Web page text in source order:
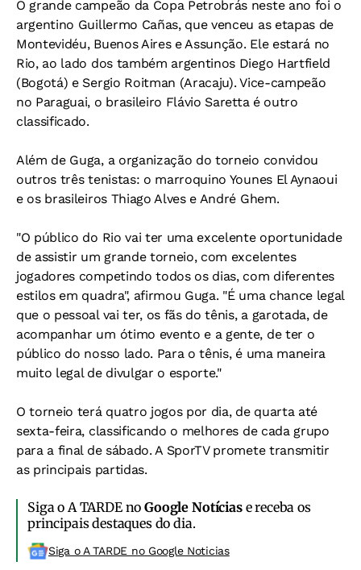
O grande campeão da Copa Petrobrás neste ano foi o
argentino Guillermo Cañas, que venceu as etapas de
Montevidéu, Buenos Aires e Assunção. Ele estará no
Rio, ao lado dos também argentinos Diego Hartfield
(Bogotá) e Sergio Roitman (Aracaju). Vice-campeão
no Paraguai, o brasileiro Flávio Saretta é outro
classificado.
Além de Guga, a organização do torneio convidou
outros três tenistas: o marroquino Younes El Aynaoui
e os brasileiros Thiago Alves e André Ghem.
"O público do Rio vai ter uma excelente oportunidade
de assistir um grande torneio, com excelentes
jogadores competindo todos os dias, com diferentes
estilos em quadra", afirmou Guga. "É uma chance legal
que o pessoal vai ter, os fãs do tênis, a garotada, de
acompanhar um ótimo evento e a gente, de ter o
público do nosso lado. Para o tênis, é uma maneira
muito legal de divulgar o esporte."
O torneio terá quatro jogos por dia, de quarta até
sexta-feira, classificando o melhores de cada grupo
para a final de sábado. A SporTV promete transmitir
as principais partidas.
Siga o A TARDE noGoogle Notíciase receba os
principais destaques do dia.
Siga o A TARDE no Google Noticias